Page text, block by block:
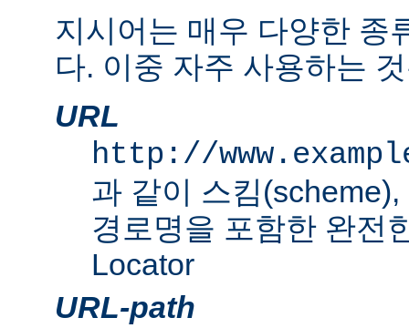
지시어는 매우 다양한 종
다. 이중 자주 사용하는
URL
http://
과 같이 스킴
경로명을 포함한 완전
Locator
URL-path